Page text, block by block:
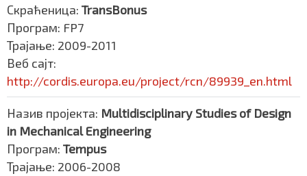
Скраћеница: TransBonus
Програм: FP7
Трајање: 2009-2011
Веб сајт:
http://cordis.europa.eu/project/rcn/89939_en.html
Назив пројекта: Multidisciplinary Studies of Design
in Mechanical Engineering
Програм: Tempus
Трајање: 2006-2008